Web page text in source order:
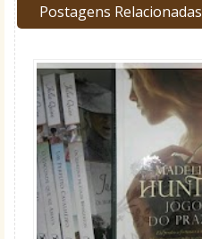
Postagens Relacionadas